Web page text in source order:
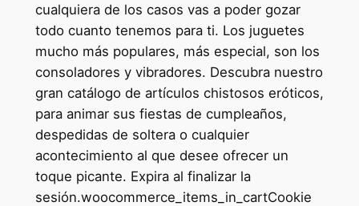
cualquiera de los casos vas a poder gozar
todo cuanto tenemos para ti. Los juguetes
mucho más populares, más especial, son los
consoladores y vibradores. Descubra nuestro
gran catálogo de artículos chistosos eróticos,
para animar sus fiestas de cumpleaños,
despedidas de soltera o cualquier
acontecimiento al que desee ofrecer un
toque picante. Expira al finalizar la
sesión.woocommerce_items_in_cartCookie